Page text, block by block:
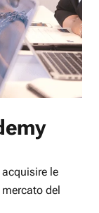
le
del